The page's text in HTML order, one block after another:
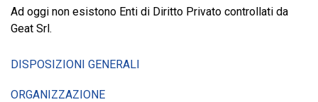
Ad oggi non esistono Enti di Diritto Privato controllati da
Geat Srl.
DISPOSIZIONI GENERALI
ORGANIZZAZIONE